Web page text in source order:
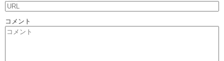
コメント